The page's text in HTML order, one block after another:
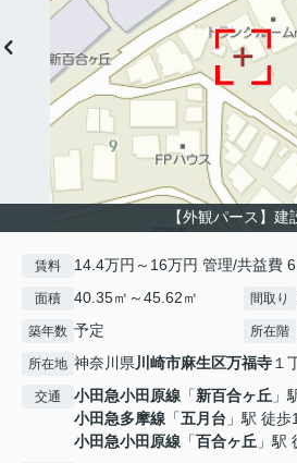
【外観パース】建
賃料 14.4万円～16万円 管理/共益費
面積 40.35㎡～45.62㎡ 間取り
築年数 予定 所在階
所在地 神奈川県川崎市麻生区万福寺１
交通 小田急小田原線 「新百合ヶ丘 」
小田急多摩線 「五月台 」駅 徒歩
小田急小田原線 「百合ヶ丘 」駅